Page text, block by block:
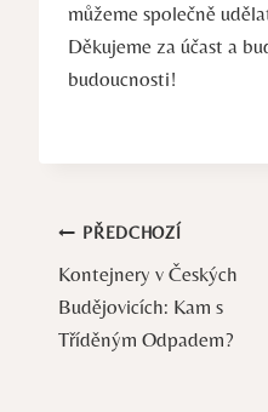
můžeme společně
Děkujeme za účast a
budoucnosti!
Navigace
pro
příspěvek
PŘEDCHOZÍ
Kontejnery v Českých
Budějovicích: Kam s
Tříděným Odpadem?